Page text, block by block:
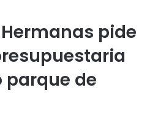
Hermanas pide
parque de